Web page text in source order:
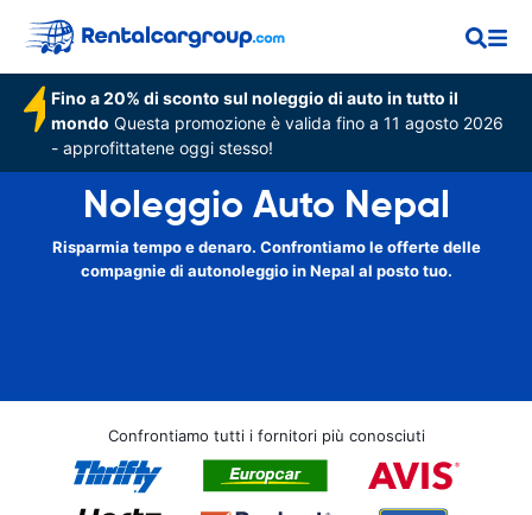
Fino a 20% di sconto sul noleggio di auto in tutto il
mondo Questa promozione è valida fino a 11 agosto 2026
- approfittatene oggi stesso!
Noleggio Auto Nepal
Risparmia tempo e denaro. Confrontiamo le offerte delle
compagnie di autonoleggio in Nepal al posto tuo.
Confrontiamo tutti i fornitori più conosciuti